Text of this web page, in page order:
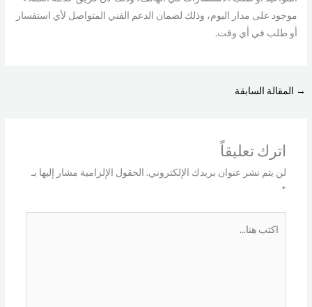
موجود على مدار اليوم، وذلك لضمان الدعم الفني المتواصل لأي استفسار
أو طلب في أي وقت.
→ المقالة السابقة
اترك تعليقاً
لن يتم نشر عنوان بريدك الإلكتروني. الحقول الإلزامية مشار إليها بـ
*